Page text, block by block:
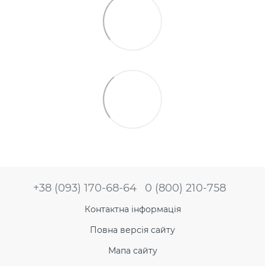
+38 (093) 170-68-64 0 (800) 210-758
Контактна інформація
Повна версія сайту
Мапа сайту